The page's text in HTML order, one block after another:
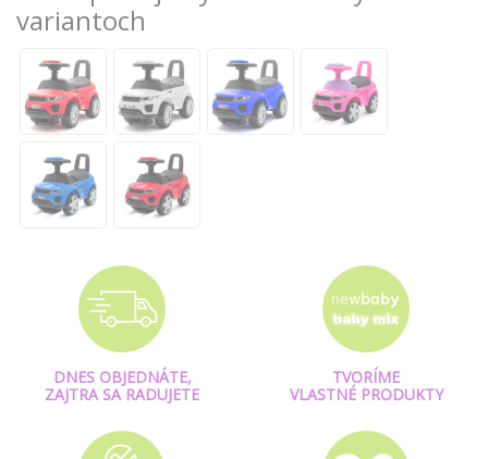
variantoch
DNES OBJEDNÁTE,
ZAJTRA SA RADUJETE
TVORÍME
VLASTNÉ PRODUKTY